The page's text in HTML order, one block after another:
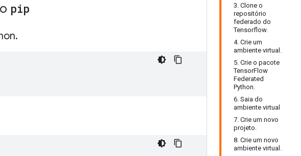
3. Clone o
repositório
federado do
Tensorflow.
4. Crie um
ambiente virtual.
5. Crie o pacote
TensorFlow
Federated
Python.
6. Saia do
ambiente virtual
7. Crie um novo
projeto.
8. Crie um novo
ambiente virtual.
pip
.